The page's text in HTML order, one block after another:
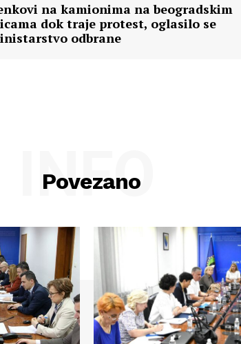
na kamionima na beogradskim
dok traje protest, oglasilo se
odbrane
Povezano
INFO